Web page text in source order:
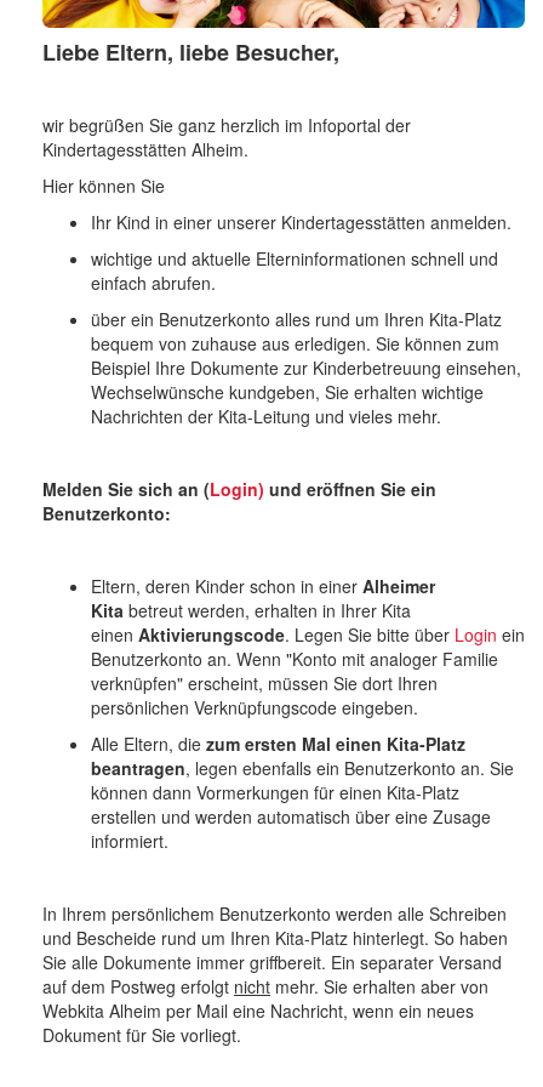
Liebe Eltern, liebe Besucher,
wir begrüßen Sie ganz herzlich im Infoportal der
Kindertagesstätten Alheim.
Hier können Sie
Ihr Kind in einer unserer Kindertagesstätten anmelden.
wichtige und aktuelle Elterninformationen schnell und
einfach abrufen.
über ein Benutzerkonto alles rund um Ihren Kita-Platz
bequem von zuhause aus erledigen. Sie können zum
Beispiel Ihre Dokumente zur Kinderbetreuung einsehen,
Wechselwünsche kundgeben, Sie erhalten wichtige
Nachrichten der Kita-Leitung und vieles mehr.
Melden Sie sich an (Login) und eröffnen Sie ein
Benutzerkonto:
Eltern, deren Kinder schon in einer Alheimer
Kita betreut werden, erhalten in Ihrer Kita
einen Aktivierungscode. Legen Sie bitte über Login ein
Benutzerkonto an. Wenn "Konto mit analoger Familie
verknüpfen" erscheint, müssen Sie dort Ihren
persönlichen Verknüpfungscode eingeben.
Alle Eltern, die zum ersten Mal einen Kita-Platz
beantragen, legen ebenfalls ein Benutzerkonto an. Sie
können dann Vormerkungen für einen Kita-Platz
erstellen und werden automatisch über eine Zusage
informiert.
In Ihrem persönlichem Benutzerkonto werden alle Schreiben
und Bescheide rund um Ihren Kita-Platz hinterlegt. So haben
Sie alle Dokumente immer griffbereit. Ein separater Versand
auf dem Postweg erfolgt nicht mehr. Sie erhalten aber von
Webkita Alheim per Mail eine Nachricht, wenn ein neues
Dokument für Sie vorliegt.
n